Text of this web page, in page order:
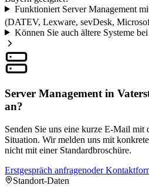
Funktioniert Server Management
(DATEV, Lexware, sevDesk,
Können Sie auch ältere Systeme
Server Management in
an?
Senden Sie uns eine kurze E-Mail mit
Situation. Wir melden uns mit
nicht mit einer Standardbroschüre.
Erstgespräch anfragenoder
Standort-Daten